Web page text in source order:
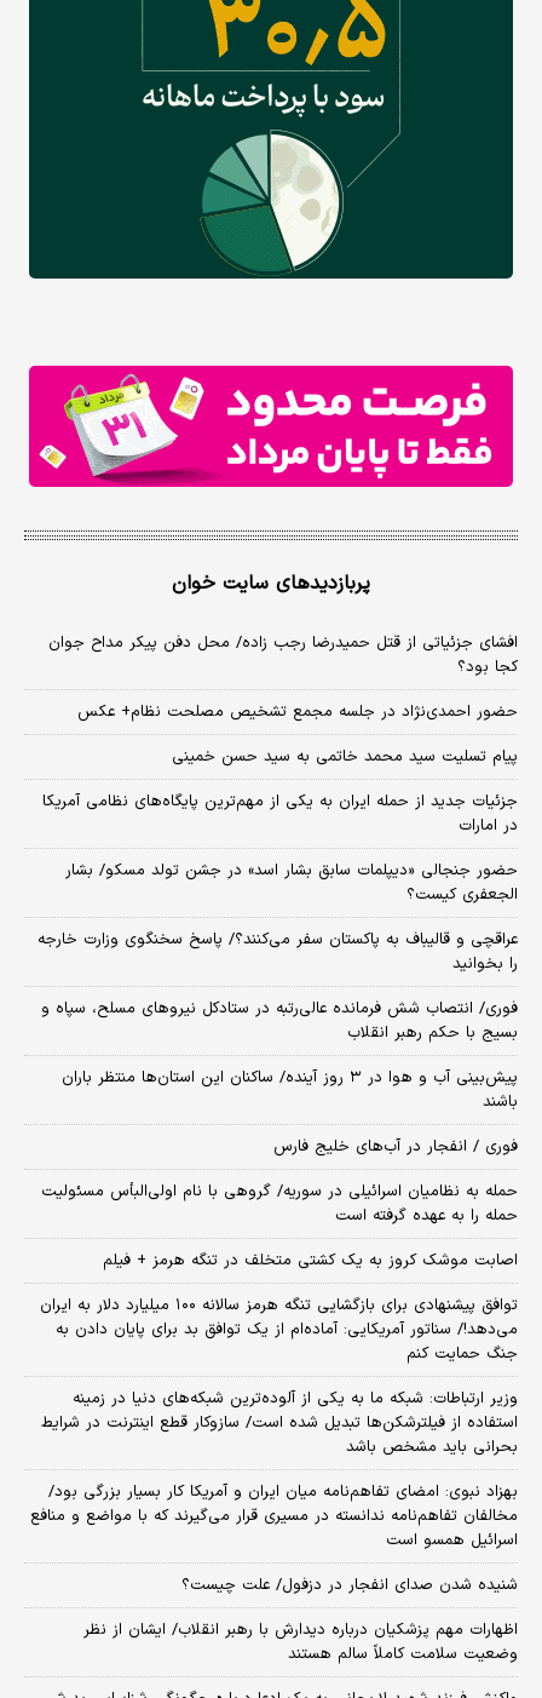
پربازدیدهای سایت خوان
افشای جزئیاتی از قتل حمیدرضا رجب زاده/ محل دفن پیکر مداح جوان
کجا بود؟
حضور احمدی‌نژاد در جلسه مجمع تشخیص مصلحت نظام+ عکس
پیام تسلیت سید محمد خاتمی به سید حسن خمینی
جزئیات جدید از حمله ایران به یکی از مهم‌ترین پایگاه‌های نظامی آمریکا
در امارات
حضور جنجالی «دیپلمات سابق بشار اسد» در جشن تولد مسکو/ بشار
الجعفری کیست؟
عراقچی و قالیباف به پاکستان سفر می‌کنند؟/ پاسخ سخنگوی وزارت خارجه
را بخوانید
فوری/ انتصاب شش فرمانده عالی‌رتبه در ستادکل نیروهای مسلح، سپاه و
بسیج با حکم رهبر انقلاب
پیش‌بینی آب و هوا در ۳ روز آینده/ ساکنان این استان‌ها منتظر باران
باشند
فوری / انفجار در آب‌های خلیج فارس
حمله به نظامیان اسرائیلی در سوریه/ گروهی با نام اولی‌البأس مسئولیت
حمله را به عهده گرفته است
اصابت موشک کروز به یک کشتی متخلف در تنگه هرمز + فیلم
توافق پیشنهادی برای بازگشایی تنگه هرمز سالانه ۱۰۰ میلیارد دلار به ایران
می‌دهد!/ سناتور آمریکایی: آماده‌ام از یک توافق بد برای پایان دادن به
جنگ حمایت کنم
وزیر ارتباطات: شبکه ما به یکی از آلوده‌ترین شبکه‌های دنیا در زمینه
استفاده از فیلترشکن‌ها تبدیل شده است/ سازوکار قطع اینترنت در شرایط
بحرانی باید مشخص باشد
بهزاد نبوی: امضای تفاهم‌نامه میان ایران و آمریکا کار بسیار بزرگی بود/
مخالفان تفاهم‌نامه ندانسته در مسیری قرار می‌گیرند که با مواضع و منافع
اسرائیل همسو است
شنیده شدن صدای انفجار در دزفول/ علت چیست؟
اظهارات مهم پزشکیان درباره دیدارش با رهبر انقلاب/ ایشان از نظر
وضعیت سلامت کاملاً سالم هستند